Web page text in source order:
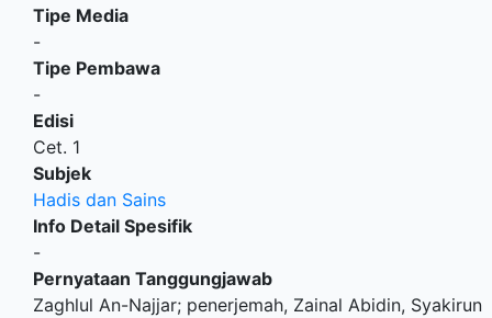
Tipe Media
-
Tipe Pembawa
-
Edisi
Cet. 1
Subjek
Hadis dan Sains
Info Detail Spesifik
-
Pernyataan Tanggungjawab
Zaghlul An-Najjar; penerjemah, Zainal Abidin, Syakirun